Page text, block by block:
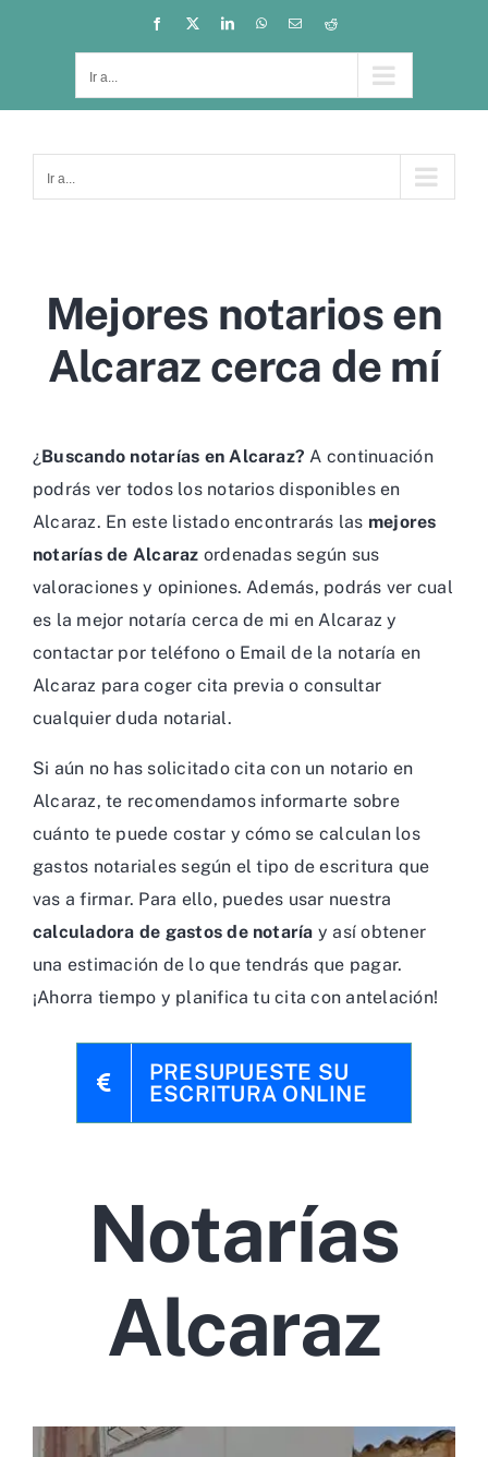
Facebook
X LinkedInWhatsAppCorreo
electrónico
Reddit
Ir a...
Ir a...
Mejores notarios en
Alcaraz cerca de mí
¿Buscando notarías en Alcaraz? A continuación
podrás ver todos los notarios disponibles en
Alcaraz. En este listado encontrarás las mejores
notarías de Alcaraz ordenadas según sus
valoraciones y opiniones. Además, podrás ver cual
es la mejor notaría cerca de mi en Alcaraz y
contactar por teléfono o Email de la notaría en
Alcaraz para coger cita previa o consultar
cualquier duda notarial.
Si aún no has solicitado cita con un notario en
Alcaraz, te recomendamos informarte sobre
cuánto te puede costar y cómo se calculan los
gastos notariales según el tipo de escritura que
vas a firmar. Para ello, puedes usar nuestra
calculadora de gastos de notaría y así obtener
una estimación de lo que tendrás que pagar.
¡Ahorra tiempo y planifica tu cita con antelación!
PRESUPUESTE SU
ESCRITURA ONLINE
Notarías
Alcaraz